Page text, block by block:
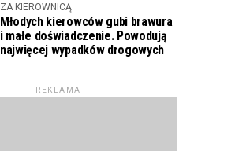
ZA KIEROWNICĄ
Młodych kierowców gubi brawura
i małe doświadczenie. Powodują
najwięcej wypadków drogowych
REKLAMA